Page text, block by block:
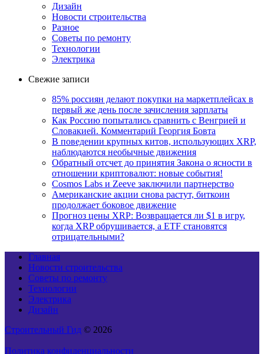
Дизайн
Новости строительства
Разное
Советы по ремонту
Технологии
Электрика
Свежие записи
85% россиян делают покупки на маркетплейсах в
первый же день после зачисления зарплаты
Как Россию попытались сравнить с Венгрией и
Словакией. Комментарий Георгия Бовта
В поведении крупных китов, использующих XRP,
наблюдаются необычные движения
Обратный отсчет до принятия Закона о ясности в
отношении криптовалют: новые события!
Cosmos Labs и Zeeve заключили партнерство
Американские акции снова растут, биткоин
продолжает боковое движение
Прогноз цены XRP: Возвращается ли $1 в игру,
когда XRP обрушивается, а ETF становятся
отрицательными?
Главная
Новости строительства
Советы по ремонту
Технологии
Электрика
Дизайн
Строительный Гид © 2026
Политика конфиденциальности